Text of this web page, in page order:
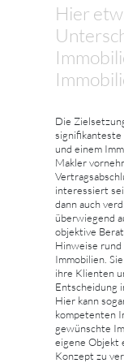
Hier
Die
und einem
Makler
interessiert
dann auch
überwiegend
objektive
Hinweise rund
Immobilien.
ihre Klienten
Entscheidung
Hier kann
kompetenten
gewünschte
eigene Objekt
Konzept zu